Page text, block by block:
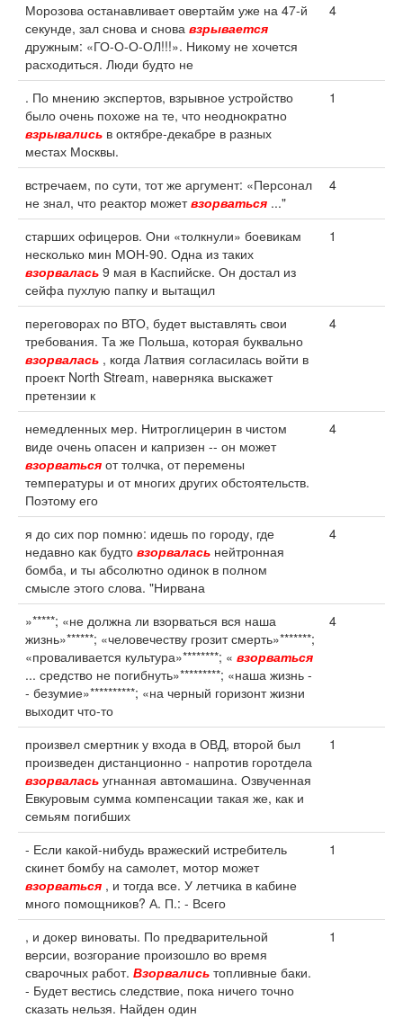
Морозова останавливает овертайм уже на 47-й
секунде, зал снова и снова взрывается
дружным: «ГО-О-О-ОЛ!!!». Никому не хочется
расходиться. Люди будто не
4
. По мнению экспертов, взрывное устройство
было очень похоже на те, что неоднократно
взрывались в октябре-декабре в разных
местах Москвы.
1
встречаем, по сути, тот же аргумент: «Персонал
не знал, что реактор можетвзорваться ..."
4
старших офицеров. Они «толкнули» боевикам
несколько мин МОН-90. Одна из таких
взорвалась 9 мая в Каспийске. Он достал из
сейфа пухлую папку и вытащил
1
переговорах по ВТО, будет выставлять свои
требования. Та же Польша, которая буквально
взорвалась , когда Латвия согласилась войти в
проект North Stream, наверняка выскажет
претензии к
4
немедленных мер. Нитроглицерин в чистом
виде очень опасен и капризен -- он может
взорваться от толчка, от перемены
температуры и от многих других обстоятельств.
Поэтому его
4
я до сих пор помню: идешь по городу, где
недавно как будто взорвалась нейтронная
бомба, и ты абсолютно одинок в полном
смысле этого слова. "Нирвана
4
»*****; «не должна ли взорваться вся наша
жизнь»******; «человечеству грозит смерть»*******;
«проваливается культура»********; « взорваться
... средство не погибнуть»*********; «наша жизнь -
- безумие»**********; «на черный горизонт жизни
выходит что-то
4
произвел смертник у входа в ОВД, второй был
произведен дистанционно - напротив горотдела
взорвалась угнанная автомашина. Озвученная
Евкуровым сумма компенсации такая же, как и
семьям погибших
1
- Если какой-нибудь вражеский истребитель
скинет бомбу на самолет, мотор может
взорваться , и тогда все. У летчика в кабине
много помощников? А. П.: - Всего
1
, и докер виноваты. По предварительной
версии, возгорание произошло во время
сварочных работ. Взорвались топливные баки.
- Будет вестись следствие, пока ничего точно
сказать нельзя. Найден один
1